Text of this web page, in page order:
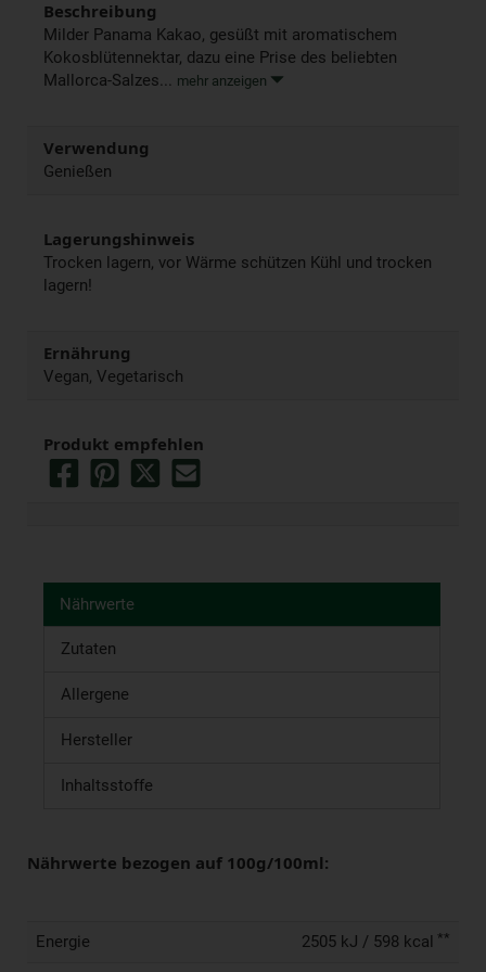
Beschreibung
Milder Panama Kakao, gesüßt mit aromatischem
Kokosblütennektar, dazu eine Prise des beliebten
Mallorca-Salzes... mehr anzeigen
Verwendung
Genießen
Lagerungshinweis
Trocken lagern, vor Wärme schützen Kühl und trocken
lagern!
Ernährung
Vegan, Vegetarisch
Produkt empfehlen
Nährwerte
Zutaten
Allergene
Hersteller
Inhaltsstoffe
Nährwerte bezogen auf 100g/100ml:
Energie 2505 kJ / 598 kcal **